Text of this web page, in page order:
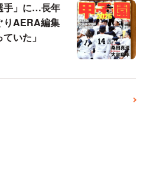
手」に…長年
りAERA編集
いた」